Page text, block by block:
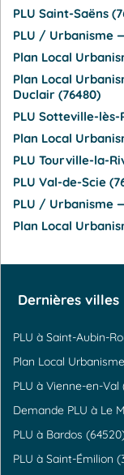
PLU Saint-Saëns
PLU / Urbanisme
Plan Local
Plan Local
Duclair (76480)
PLU Sotteville-lès-
Plan Local
PLU Tourville-la-
PLU Val-de-Scie
PLU / Urbanisme
Plan Local
Dernières villes
PLU à Saint-Aubin-
Plan Local
PLU à Vienne-en-Val
Demande PLU à Le
PLU à Bardos
PLU à Saint-Émilion